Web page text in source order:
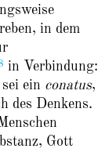
in dem
in Verbindung:
sei ein conatus,
des Denkens.
Gott